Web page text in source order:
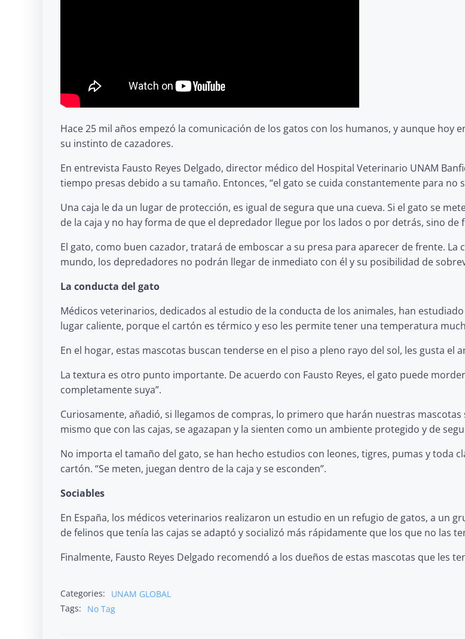
Hace 25 mil años empezó la comunicación de los gatos con los humanos, y aunque hoy
su instinto de cazadores.
En entrevista Fausto Reyes Delgado, director médico del Hospital Veterinario UNAM
tiempo presas debido a su tamaño. Entonces, “el gato se cuida constantemente para no
Una caja le da un lugar de protección, es igual de segura que una cueva. Si el gato se
de la caja y no hay forma de que el depredador llegue por los lados o por detrás, sino de
El gato, como buen cazador, tratará de emboscar a su presa para aparecer de frente. La
mundo, los depredadores no podrán llegar de inmediato con él y su posibilidad de
La conducta del gato
Médicos veterinarios, dedicados al estudio de la conducta de los animales, han
lugar caliente, porque el cartón es térmico y eso les permite tener una temperatura
En el hogar, estas mascotas buscan tenderse en el piso a pleno rayo del sol, les gusta el
La textura es otro punto importante. De acuerdo con Fausto Reyes, el gato puede
completamente suya”.
Curiosamente, añadió, si llegamos de compras, lo primero que harán nuestras
mismo que con las cajas, se agazapan y la sienten como un ambiente protegido y de
No importa el tamaño del gato, se han hecho estudios con leones, tigres, pumas y toda
cartón. “Se meten, juegan dentro de la caja y se esconden”.
Sociables
En España, los médicos veterinarios realizaron un estudio en un refugio de gatos, a un
de felinos que tenía las cajas se adaptó y socializó más rápidamente que los que no las
Finalmente, Fausto Reyes Delgado recomendó a los dueños de estas mascotas que les
Categories:
UNAM GLOBAL
Tags:
No Tag